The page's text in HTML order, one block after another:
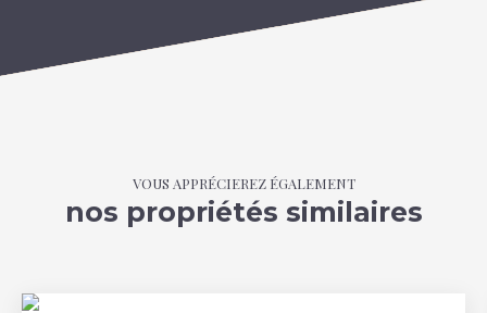
VOUS APPRÉCIEREZ ÉGALEMENT
nos propriétés similaires